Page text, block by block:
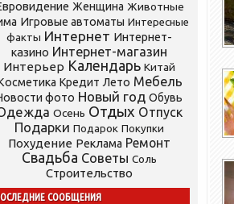
Женщина Животные
Игровые автоматы Интересные
факты Интернет Интернет-
казино Интернет-магазин
Интерьер Календарь Китай
Кредит Лето Мебель
фото Новый год Обувь
Осень Отдых Отпуск
Подарки Подарок Покупки
Похудение Реклама Ремонт
Свадьба Советы Соль
Строительство
СООБЩЕНИЯ